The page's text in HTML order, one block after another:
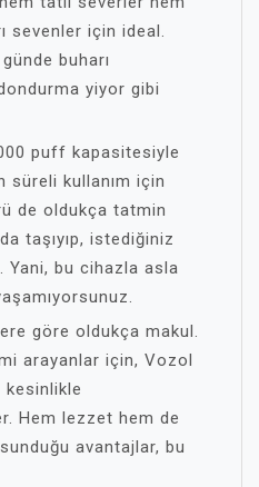
sevenler için ideal.
buharı
yiyor gibi
puff kapasitesiyle
süreli kullanım için
de oldukça tatmin
taşıyıp, istediğiniz
Yani, bu cihazla asla
göre oldukça makul.
arayanlar için, Vozol
kesinlikle
Hem lezzet hem de
avantajlar, bu